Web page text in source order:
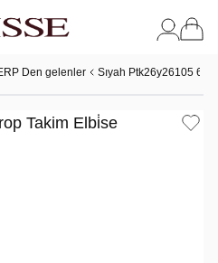
Den gelenler Sıyah Ptk26y26105 6
Takim Elbi̇se